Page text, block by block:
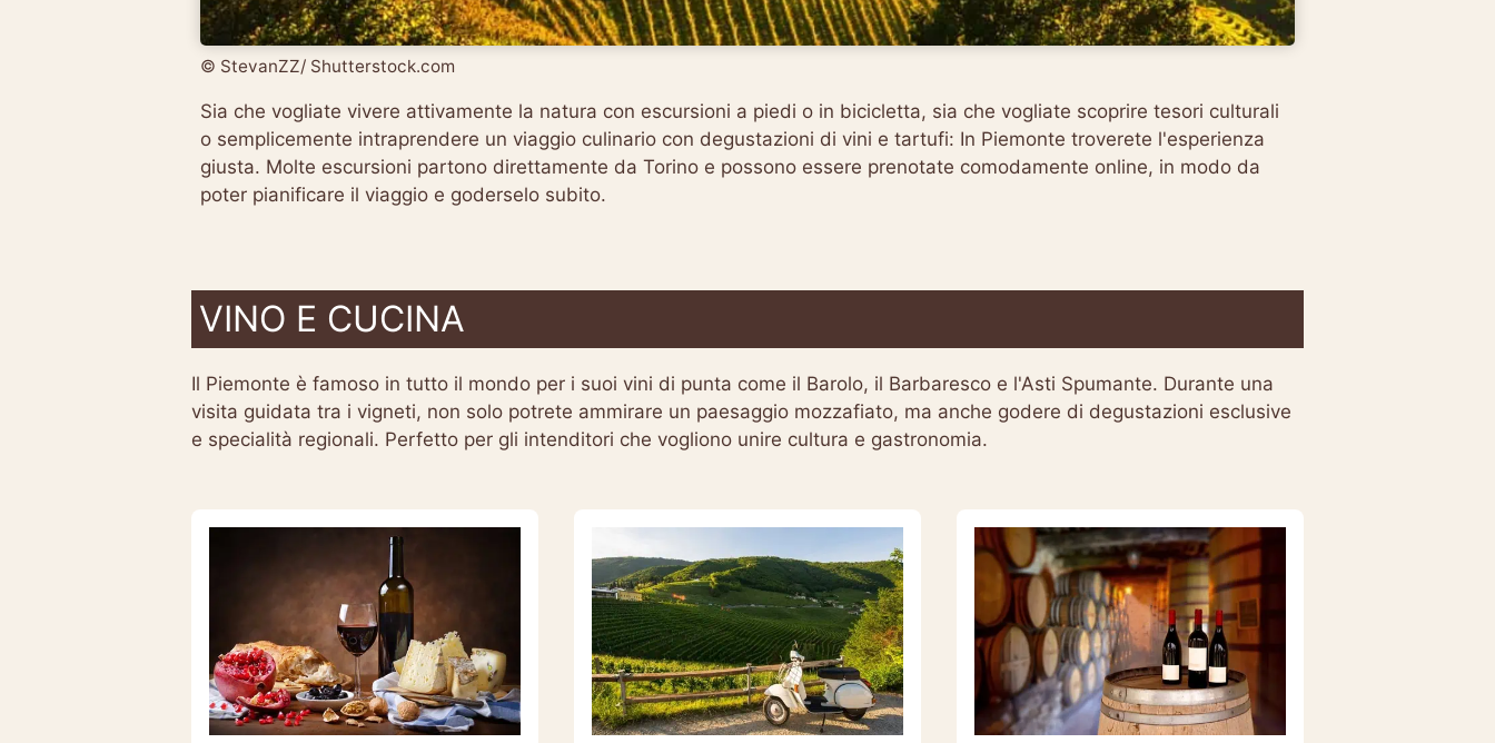
© StevanZZ/ Shutterstock.com
Sia che vogliate vivere attivamente la natura con escursioni a piedi o in bicicletta, sia che vogliate scoprire tesori culturali
o semplicemente intraprendere un viaggio culinario con degustazioni di vini e tartufi: In Piemonte troverete l'esperienza
giusta. Molte escursioni partono direttamente da Torino e possono essere prenotate comodamente online, in modo da
poter pianificare il viaggio e goderselo subito.
VINO E CUCINA
Il Piemonte è famoso in tutto il mondo per i suoi vini di punta come il Barolo, il Barbaresco e l'Asti Spumante. Durante una
visita guidata tra i vigneti, non solo potrete ammirare un paesaggio mozzafiato, ma anche godere di degustazioni esclusive
e specialità regionali. Perfetto per gli intenditori che vogliono unire cultura e gastronomia.